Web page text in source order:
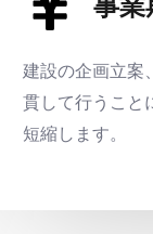
建設の企画立案
貫して行うこと
短縮します。